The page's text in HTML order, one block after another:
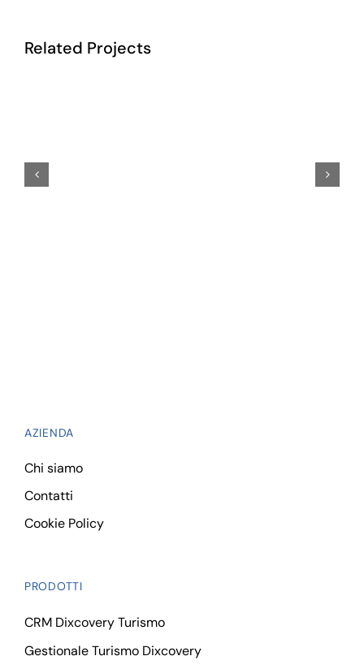
Related Projects
AZIENDA
Chi siamo
Contatti
Cookie Policy
PRODOTTI
CRM Dixcovery Turismo
Gestionale Turismo Dixcovery